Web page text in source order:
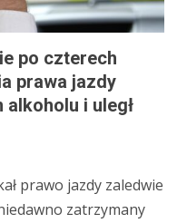
po czterech
prawa jazdy
alkoholu i uległ
prawo jazdy zaledwie
zatrzymany